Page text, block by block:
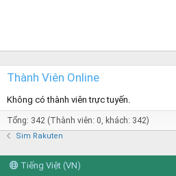
Thành Viên Online
Không có thành viên trực tuyến.
Tổng: 342 (Thành viên: 0, khách: 342)
Sim Rakuten
Tiếng Việt (VN)